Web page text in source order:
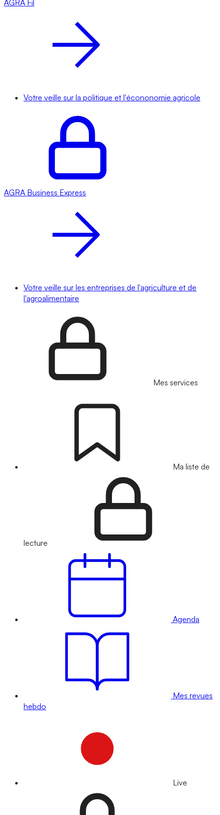
AGRA Fil
Votre veille sur la politique et l'écononomie agricole
AGRA Business Express
Votre veille sur les entreprises de l'agriculture et de
l'agroalimentaire
Mes services
Ma liste de
lecture
Agenda
Mes revues
hebdo
Live